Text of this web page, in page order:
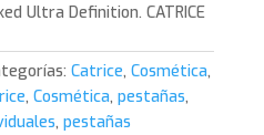
Ultra Definition. CATRICE
Catrice, Cosmética,
, Cosmética, pestañas,
, pestañas